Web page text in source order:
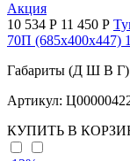
Акция
10 534 Р 11 450 Р
70П (685х400х447)
Габариты (Д Ш В
Артикул:
КУПИТЬ В